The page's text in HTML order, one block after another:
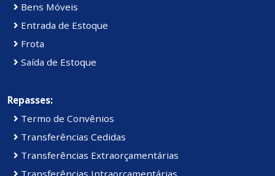
Bens Móveis
Entrada de Estoque
Frota
Saída de Estoque
Repasses:
Termo de Convênios
Transferências Cedidas
Transferências Extraorçamentárias